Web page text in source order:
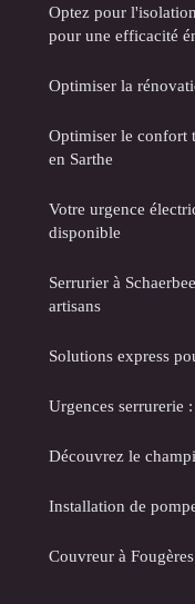
Optez pour
pour une efficacité
Optimiser la
Optimiser le confort
en Sarthe
Votre urgence
disponible
Serrurier à
artisans
Solutions express
Urgences serrurerie
Découvrez le
Installation de
Couvreur à